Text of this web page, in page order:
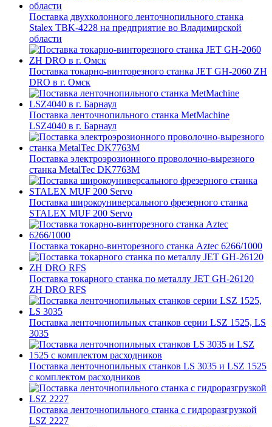
Поставка двухколонного ленточнопильного станка
Stalex TBK-4228 на предприятие во Владимирской
области
Поставка токарно-винторезного станка JET GH-2060 ZH
DRO в г. Омск
Поставка ленточнопильного станка MetMachine
LSZ4040 в г. Барнаул
Поставка электроэрозионного проволочно-вырезного
станка MetalTec DK7763M
Поставка широкоуниверсального фрезерного станка
STALEX MUF 200 Servo
Поставка токарно-винторезного станка Aztec 6266/1000
Поставка токарного станка по металлу JET GH-26120
ZH DRO RFS
Поставка ленточнопильных станков серии LSZ 1525, LS
3035
Поставка ленточнопильных станков LS 3035 и LSZ 1525
с комплектом расходников
Поставка ленточнопильного станка c гидроразгрузкой
LSZ 2227